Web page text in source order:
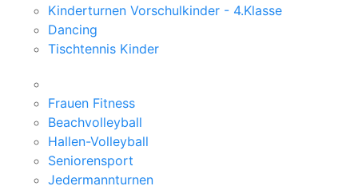
Kinderturnen Vorschulkinder - 4.Klasse
Dancing
Tischtennis Kinder
Frauen Fitness
Beachvolleyball
Hallen-Volleyball
Seniorensport
Jedermannturnen